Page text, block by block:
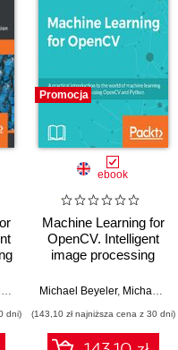
, Vishwesh Ravi
dni)
Promocja
ebook
Machine Learning for
OpenCV. Intelligent
image processing
Michael Beyeler, Michael Beyeler (USD)
(143,10 zł najniższa cena z 30 dni)